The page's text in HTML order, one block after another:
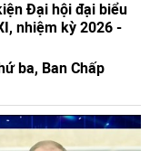
Đại hội đại biểu
nhiệm kỳ 2026 -
ba, Ban Chấp